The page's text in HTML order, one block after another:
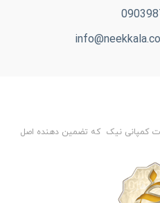
کمپانی نیک که تضمین دهنده اصل